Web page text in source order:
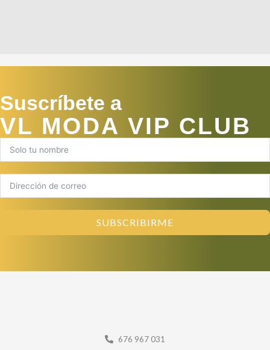
Suscríbete a
VL MODA VIP CLUB
SUBSCRIBIRME
676 967 031